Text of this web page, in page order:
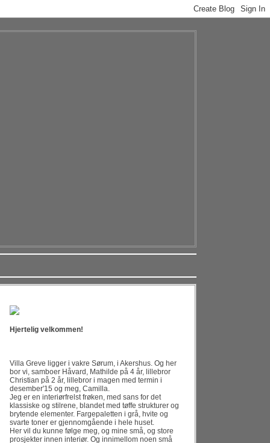
Hjertelig velkommen!
Villa Greve ligger i vakre Sørum, i Akershus. Og her
bor vi, samboer Håvard, Mathilde på 4 år, lillebror
Christian på 2 år, lillebror i magen med termin i
desember'15 og meg, Camilla.
Jeg er en interiørfrelst frøken, med sans for det
klassiske og stilrene, blandet med tøffe strukturer og
brytende elementer. Fargepaletten i grå, hvite og
svarte toner er gjennomgående i hele huset.
Her vil du kunne følge meg, og mine små, og store
prosjekter innen interiør. Og innimellom noen små